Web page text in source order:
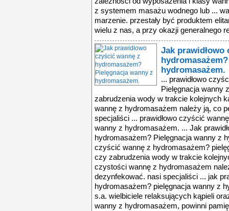
Jak prawidłowo
hydromasażem.
... prawidłowo
Pielęgnacja wanny
zabrudzenia wody w trakcie kolejnych
wannę z hydromasażem należy ją, co
specjaliści ... prawidłowo czyścić
wanny z hydromasażem. ... Jak
hydromasażem? Pielęgnacja wanny z
czyścić wannę z hydromasażem?
czy zabrudzenia wody w trakcie
czystości wannę z hydromasażem
dezynfekować. nasi specjaliści ... jak
hydromasażem? pielęgnacja wanny z
s.a. wielbiciele relaksujących kąpieli
wanny z hydromasażem, powinni